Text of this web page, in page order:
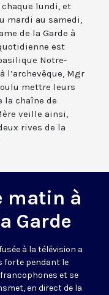
chaque lundi, et
mardi au samedi,
de la Garde à
est
Notre-
l’archevêque, Mgr
mettre leurs
la chaîne de
veille ainsi,
rives de la
matin à
Garde
à la télévision a
forte pendant le
et se
en direct de la